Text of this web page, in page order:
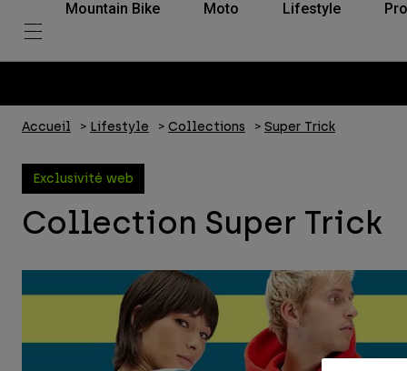
Mountain Bike Moto Lifestyle
Accueil Lifestyle Collections Super Trick
Exclusivité web
Collection Super Trick